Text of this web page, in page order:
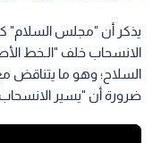
يذكر أن "مجلس السلام"
الانسحاب خلف "الـخط
السلاح؛ وهو ما يتناقض
ضرورة أن "يسير الانسحاب